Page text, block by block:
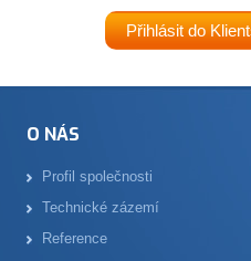
O NÁS
Profil společnosti
Technické zázemí
Reference